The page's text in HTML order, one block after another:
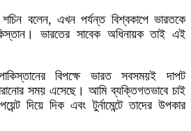
বলেন, এখন পর্যন্ত বিশ্বকাপে ভারতকে
ভারতের সাবেক অধিনায়ক তাই এই
বিপক্ষে ভারত সবসময়ই দাপট
সময় এসেছে। আমি ব্যক্তিগতভাবে চাই
দিয়ে দিক এবং টুর্নামেন্টে তাদের উপকার